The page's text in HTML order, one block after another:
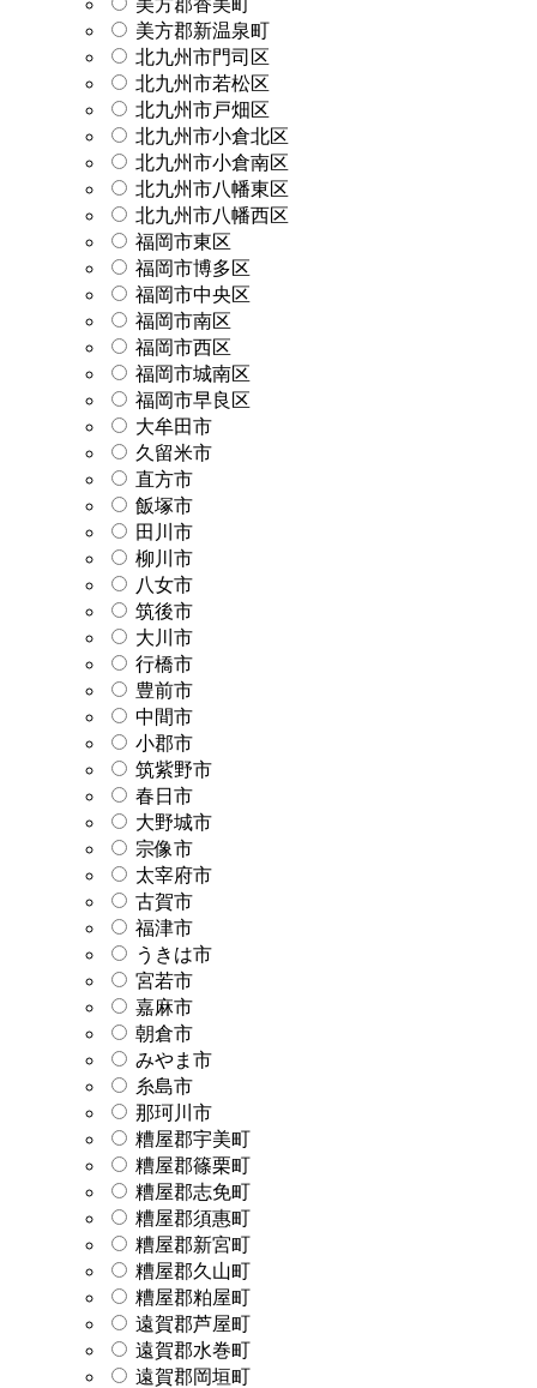
美方郡新温泉町
北九州市門司区
北九州市若松区
北九州市戸畑区
北九州市小倉北区
北九州市小倉南区
北九州市八幡東区
北九州市八幡西区
福岡市東区
福岡市博多区
福岡市中央区
福岡市南区
福岡市西区
福岡市城南区
福岡市早良区
大牟田市
久留米市
直方市
飯塚市
田川市
柳川市
八女市
筑後市
大川市
行橋市
豊前市
中間市
小郡市
筑紫野市
春日市
大野城市
宗像市
太宰府市
古賀市
福津市
うきは市
宮若市
嘉麻市
朝倉市
みやま市
糸島市
那珂川市
糟屋郡宇美町
糟屋郡篠栗町
糟屋郡志免町
糟屋郡須惠町
糟屋郡新宮町
糟屋郡久山町
糟屋郡粕屋町
遠賀郡芦屋町
遠賀郡水巻町
遠賀郡岡垣町